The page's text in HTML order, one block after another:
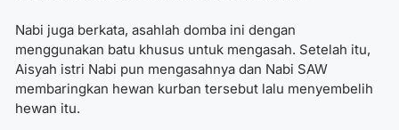
Nabi juga berkata, asahlah domba ini dengan
menggunakan batu khusus untuk mengasah. Setelah itu,
Aisyah istri Nabi pun mengasahnya dan Nabi SAW
membaringkan hewan kurban tersebut lalu menyembelih
hewan itu.